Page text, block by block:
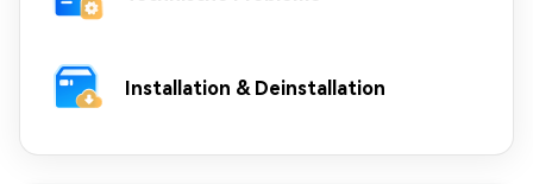
Installation & Deinstallation